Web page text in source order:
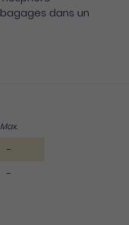
dans un
Max.
-
-